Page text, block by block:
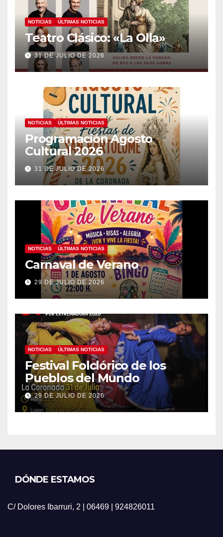
NOTICIAS ÚLTIMAS NOTICIAS
Teatro Clásico: «La Olla»
31 DE JULIO DE 2026
NOTICIAS ÚLTIMAS NOTICIAS
Programación Agosto
Cultural 2026
31 DE JULIO DE 2026
NOTICIAS ÚLTIMAS NOTICIAS
Carnaval de Verano
29 DE JULIO DE 2026
NOTICIAS ÚLTIMAS NOTICIAS
Festival Folclórico de los
Pueblos del Mundo
29 DE JULIO DE 2026
DÓNDE ESTAMOS
C/ Dolores Ibarruri, 2 | 06469 | 924826011